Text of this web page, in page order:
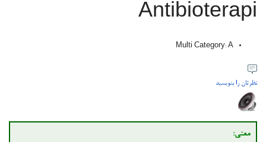
Antibioterapi
Multi Category: A
نظرتان را بنویسید
معنی: